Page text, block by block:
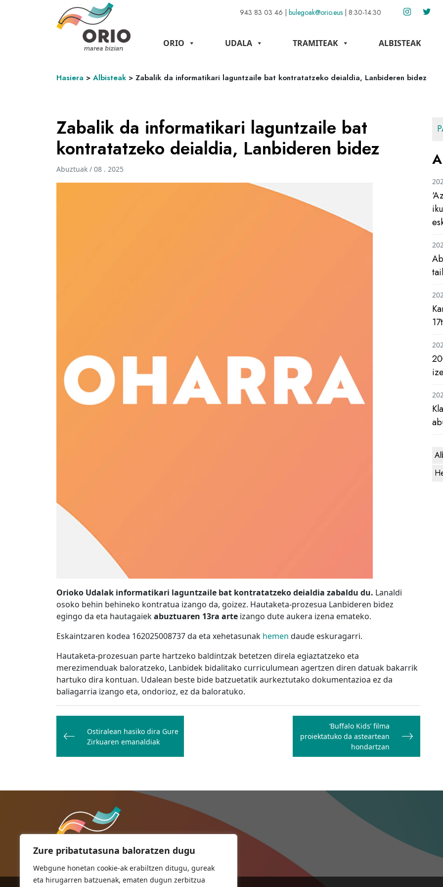
Zure pribatutasuna baloratzen dugu
Webgune honetan cookie-ak erabiltzen ditugu, gureak
eta hirugarren batzuenak, ematen dugun zerbitzua
943 83 03 46 | bulegoak@orio.eus | 8:30-14:30
ORIO UDALA TRAMITEAK ALBISTEAK
Hasiera > Albisteak > Zabalik da informatikari laguntzaile bat kontratatzeko deialdia, Lanbideren bidez
Zabalik da informatikari laguntzaile bat
kontratatzeko deialdia, Lanbideren bidez
Abuztuak / 08 . 2025
Orioko Udalak informatikari laguntzaile bat kontratatzeko deialdia zabaldu du. Lanaldi
osoko behin behineko kontratua izango da, goizez. Hautaketa-prozesua Lanbideren bidez
egingo da eta hautagaiekabuztuaren 13ra arte izango dute aukera izena emateko.
Eskaintzaren kodea 162025008737 da eta xehetasunak hemen daude eskuragarri.
Hautaketa-prozesuan parte hartzeko baldintzak betetzen direla egiaztatzeko eta
merezimenduak baloratzeko, Lanbidek bidalitako curriculumean agertzen diren datuak bakarrik
hartuko dira kontuan. Udalean beste bide batzuetatik aurkeztutako dokumentazioa ez da
baliagarria izango eta, ondorioz, ez da baloratuko.
Bidalketetan
zehar
nabigatu
Ostiralean hasiko dira Gure
Zirkuaren emanaldiak
‘Buffalo Kids’ filma
proiektatuko da asteartean
hondartzan